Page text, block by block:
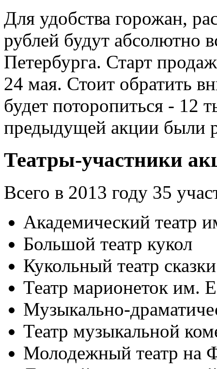
Для удобства горожан,
рублей будут абсолютно
Петербурга. Старт
24 мая. Стоит обратить
будет поторопиться - 12
предыдущей акции были
Театры-участники
Всего в 2013 году 35
Академический театр
Большой театр кукол
Кукольный театр сказки
Театр марионеток им.
Музыкально-
Театр музыкальной
Молодежный театр на